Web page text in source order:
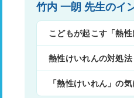
竹内 一朗 先生のイ
こどもが起こす「熱
熱性けいれんの対処
「熱性けいれん」の